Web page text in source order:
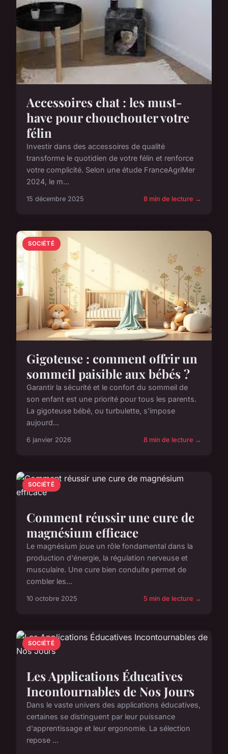
Accessoires chat : les must-
have pour chouchouter votre
félin
Investir dans des accessoires de qualité
transforme le quotidien de votre félin et renforce
votre complicité. Selon une étude FranceAgriMer
2024, le m...
15 décembre 2025 8 min de lecture →
SOCIÉTÉ
Gigoteuse : comment offrir un
sommeil paisible aux bébés ?
Garantir la sécurité et le confort du sommeil de
son enfant est une priorité pour tous les parents.
La gigoteuse bébé, ou turbulette, s'impose
aujourd...
6 janvier 2026 8 min de lecture →
SOCIÉTÉ
Comment réussir une cure de
magnésium efficace
Le magnésium joue un rôle fondamental dans la
production d'énergie, la régulation nerveuse et
musculaire. Une cure bien conduite permet de
combler les...
10 octobre 2025 5 min de lecture →
SOCIÉTÉ
Les Applications Éducatives
Incontournables de Nos Jours
Dans le vaste univers des applications éducatives,
certaines se distinguent par leur puissance
d'apprentissage et leur ergonomie. La sélection
repose ...